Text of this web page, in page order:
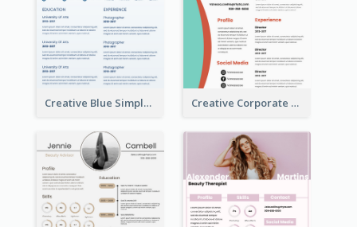
Creative Blue Simple Resume Creative Corporate Teal Resume